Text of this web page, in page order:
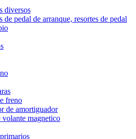
diversos
de pedal de arranque, resortes de pedal
freno
de amortiguador
volante magnetico